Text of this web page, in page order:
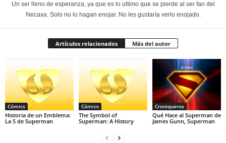
Un ser lleno de esperanza, ya que es lo ultimo que se pierde al ser fan del
Necaxa. Solo no lo hagan enojar. No les gustaría verlo enojado.
Artículos relacionados Más del autor
Cómics
Historia de un Emblema:
La S de Superman
Cómics
The Symbol of
Superman: A History
Croniqueros
Qué Hace al Superman de
James Gunn, Superman